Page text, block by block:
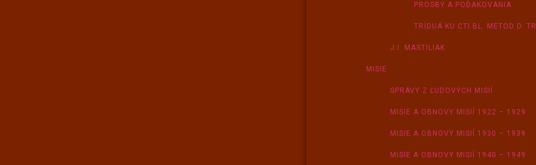
PROSBY A POĎAKOVANIA
TRÍDUÁ KU CTI BL. METOD D.
J.I. MASTILIAK
MISIE
SPRÁVY Z ĽUDOVÝCH MISIÍ
MISIE A OBNOVY MISIÍ 1922 – 1929
MISIE A OBNOVY MISIÍ 1930 – 1939
MISIE A OBNOVY MISIÍ 1940 – 1949